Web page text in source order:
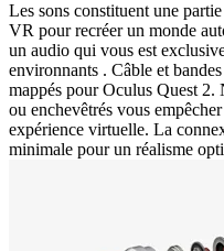
Les sons constituent une
VR pour recréer un monde
un audio qui vous est
environnants . Câble et
mappés pour Oculus Quest 2.
ou enchevêtrés vous
expérience virtuelle. La
minimale pour un réalisme